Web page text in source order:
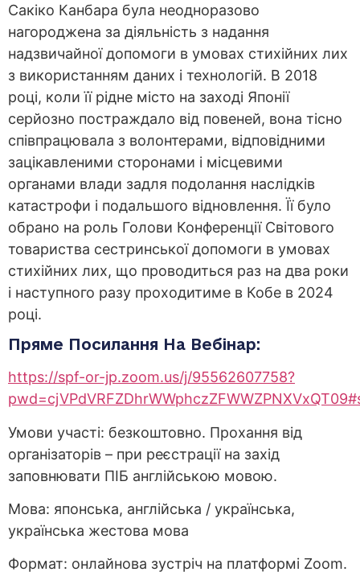
Сакіко Канбара була неодноразово
нагороджена за діяльність з надання
надзвичайної допомоги в умовах стихійних лих
з використанням даних і технологій. В 2018
році, коли її рідне місто на заході Японії
серйозно постраждало від повеней, вона тісно
співпрацювала з волонтерами, відповідними
зацікавленими сторонами і місцевими
органами влади задля подолання наслідків
катастрофи і подальшого відновлення. Її було
обрано на роль Голови Конференції Світового
товариства сестринської допомоги в умовах
стихійних лих, що проводиться раз на два роки
і наступного разу проходитиме в Кобе в 2024
році.
Пряме Посилання На Вебінар:
https://spf-or-jp.zoom.us/j/95562607758?
Умови участі: безкоштовно. Прохання від
організаторів – при реєстрації на захід
заповнювати ПІБ англійською мовою.
Мова: японська, англійська / українська,
українська жестова мова
Формат: онлайнова зустріч на платформі Zoom.